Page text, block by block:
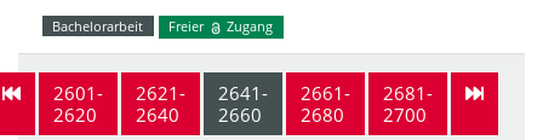
Bachelorarbeit Freier Zugang
2601-
2620
2621-
2640
2641-
2660
2661-
2680
2681-
2700